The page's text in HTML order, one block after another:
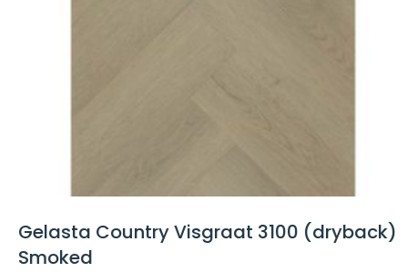
Gelasta Country Visgraat 3100 (dryback)
Smoked